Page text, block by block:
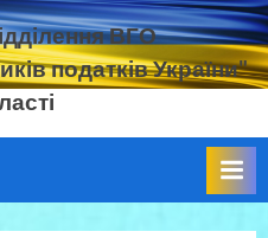
ВГО
податків України"